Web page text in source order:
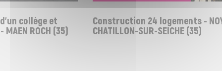
collège et
ROCH (35)
Construction 24 logements -
CHATILLON-SUR-SEICHE (35)